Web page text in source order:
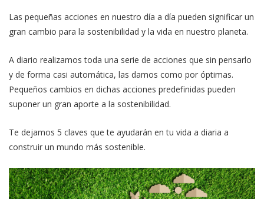
Las pequeñas acciones en nuestro día a día pueden significar un
gran cambio para la sostenibilidad y la vida en nuestro planeta.
A diario realizamos toda una serie de acciones que sin pensarlo
y de forma casi automática, las damos como por óptimas.
Pequeños cambios en dichas acciones predefinidas pueden
suponer un gran aporte a la sostenibilidad.
Te dejamos 5 claves que te ayudarán en tu vida a diaria a
construir un mundo más sostenible.